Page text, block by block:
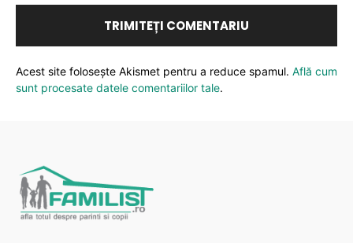
Acest site folosește Akismet pentru a reduce spamul. Află cum
sunt procesate datele comentariilor tale.